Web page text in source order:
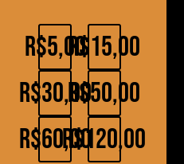
R$5,00
R$30,00
R$60,00
R$15,00
R$50,00
R$120,00